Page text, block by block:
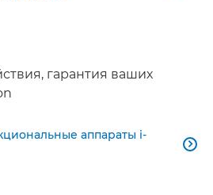
гарантия ваших
аппараты i-
